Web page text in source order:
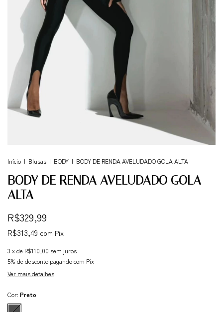
Início | Blusas | BODY | BODY DE RENDA AVELUDADO GOLA ALTA
BODY DE RENDA AVELUDADO GOLA
ALTA
R$329,99
R$313,49 com Pix
3 x de R$110,00 sem juros
5% de desconto pagando com Pix
Ver mais detalhes
Cor: Preto